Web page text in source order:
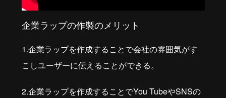
企業ラップの作製のメリット
1.企業ラップを作成することで会社の雰囲気がす
こしユーザーに伝えることができる。
2.企業ラップを作成することでYou TubeやSNSの